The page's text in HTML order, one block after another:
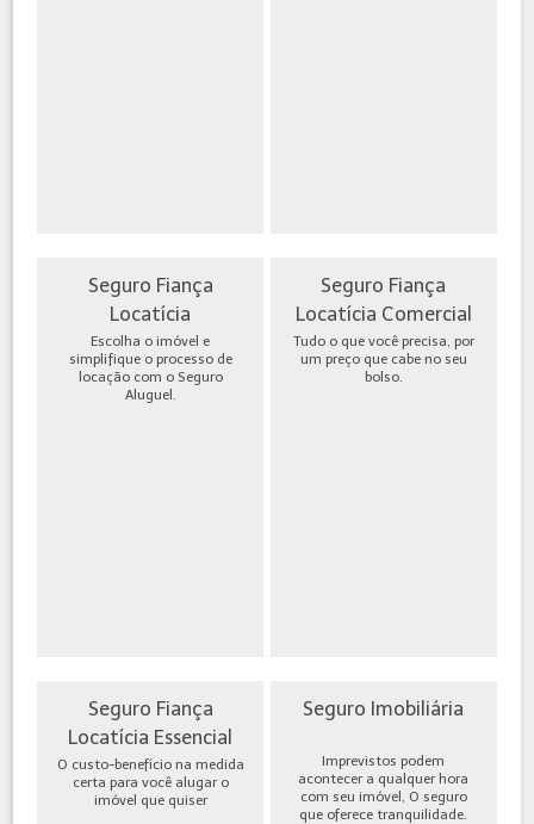
Seguro Fiança
Locatícia
Escolha o imóvel e
simplifique o processo de
locação com o Seguro
Aluguel.
Seguro Fiança
Locatícia Comercial
Tudo o que você precisa, por
um preço que cabe no seu
bolso.
Seguro Fiança
Locatícia Essencial
O custo-benefício na medida
certa para você alugar o
imóvel que quiser
Seguro Imobiliária
Imprevistos podem
acontecer a qualquer hora
com seu imóvel, O seguro
que oferece tranquilidade.